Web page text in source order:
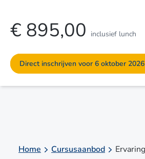
€ 895,00 inclusief lunch
Direct inschrijven voor 6 oktober 2026
Home Cursusaanbod